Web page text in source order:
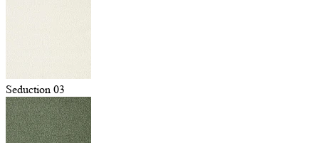
Seduction 03